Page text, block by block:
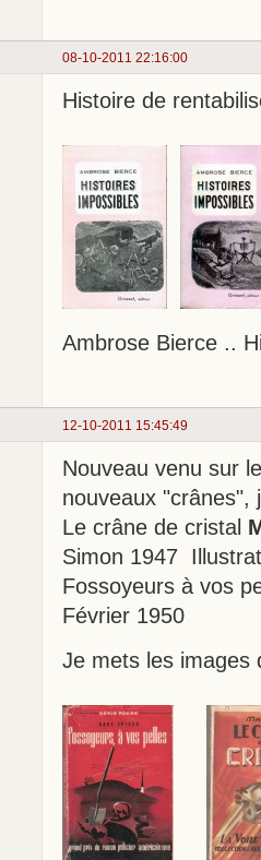
08-10-2011 22:16:00
Histoire de
Ambrose Bierce ..
12-10-2011 15:45:49
Nouveau venu sur
nouveaux "crânes",
Le crâne de cristal
Simon 1947
Fossoyeurs à vos
Février 1950
Je mets les images